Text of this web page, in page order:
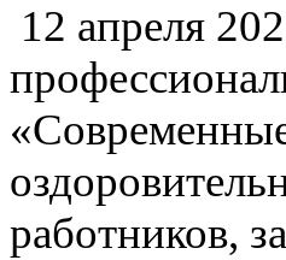
12 апреля
работников,